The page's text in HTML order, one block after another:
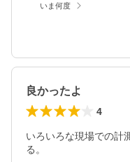
いま何度
良かったよ
4
いろいろな現場での計
る。